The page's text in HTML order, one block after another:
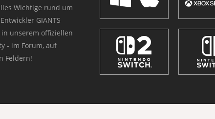
Wichtige rund um
GIANTS
unserem offiziellen
- im Forum, auf
Feldern!